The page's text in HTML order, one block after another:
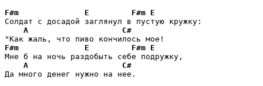
F#m
E F#m E
Солдат с досадой заглянул в пустую кружку:
A
C#
F#m
E F#m E
Мне б на ночь раздобыть себе подружку,
A
C#
Да много денег нужно на нее.